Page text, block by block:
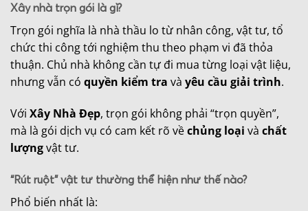
Xây nhà trọn gói là gì?
Trọn gói nghĩa là nhà thầu lo từ nhân công, vật tư, tổ
chức thi công tới nghiệm thu theo phạm vi đã thỏa
thuận. Chủ nhà không cần tự đi mua từng loại vật liệu,
nhưng vẫn có quyền kiểm tra và yêu cầu giải trình.
Với Xây Nhà Đẹp, trọn gói không phải “trọn quyền”,
mà là gói dịch vụ có cam kết rõ vềchủng loại và chất
lượngvật tư.
“Rút ruột” vật tư thường thể hiện như thế nào?
Phổ biến nhất là: